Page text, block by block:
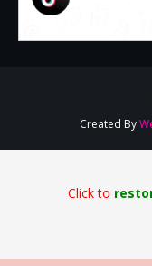
Created By
Click to